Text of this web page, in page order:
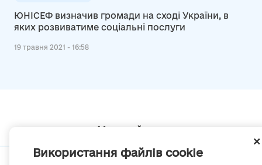
Використання файлів cookie
ЮНІСЕФ визначив громади на сході України, в
яких розвиватиме соціальні послуги
19 травня 2021 - 16:58
Мапа сайту